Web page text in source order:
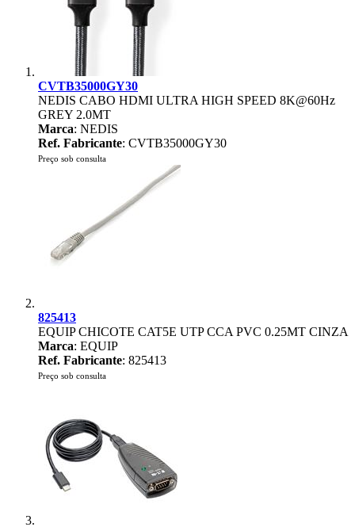
CVTB35000GY30
NEDIS CABO HDMI ULTRA HIGH SPEED 8K@60Hz
GREY 2.0MT
Marca: NEDIS
Ref. Fabricante: CVTB35000GY30
Preço sob consulta
825413
EQUIP CHICOTE CAT5E UTP CCA PVC 0.25MT CINZA
Marca: EQUIP
Ref. Fabricante: 825413
Preço sob consulta